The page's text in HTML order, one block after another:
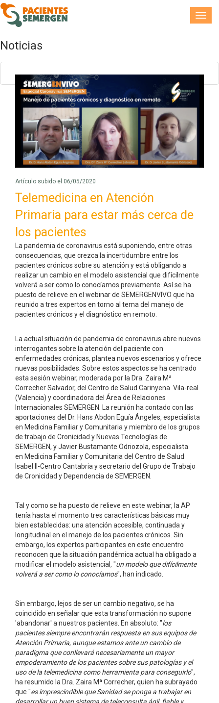
Noticias
Artículo subido el 06/05/2020
Telemedicina en Atención
Primaria para estar más cerca de
los pacientes
La pandemia de coronavirus está suponiendo, entre otras
consecuencias, que crezca la incertidumbre entre los
pacientes crónicos sobre su atención y está obligando a
realizar un cambio en el modelo asistencial que difícilmente
volverá a ser como lo conocíamos previamente. Así se ha
puesto de relieve en el webinar de SEMERGENVIVO que ha
reunido a tres expertos en torno al tema del manejo de
pacientes crónicos y el diagnóstico en remoto.
La actual situación de pandemia de coronavirus abre nuevos
interrogantes sobre la atención del paciente con
enfermedades crónicas, plantea nuevos escenarios y ofrece
nuevas posibilidades. Sobre estos aspectos se ha centrado
esta sesión webinar, moderada por la Dra. Zaira Mª
Correcher Salvador, del Centro de Salud Carinyena. Vila-real
(Valencia) y coordinadora del Área de Relaciones
Internacionales SEMERGEN. La reunión ha contado con las
aportaciones del Dr. Hans Abdon Eguía Ángeles, especialista
en Medicina Familiar y Comunitaria y miembro de los grupos
de trabajo de Cronicidad y Nuevas Tecnologías de
SEMERGEN, y Javier Bustamante Odriozola, especialista
en Medicina Familiar y Comunitaria del Centro de Salud
Isabel II-Centro Cantabria y secretario del Grupo de Trabajo
de Cronicidad y Dependencia de SEMERGEN.
Tal y como se ha puesto de relieve en este webinar, la AP
tenía hasta el momento tres características básicas muy
bien establecidas: una atención accesible, continuada y
longitudinal en el manejo de los pacientes crónicos. Sin
embargo, los expertos participantes en este encuentro
reconocen que la situación pandémica actual ha obligado a
modificar el modelo asistencial, "un modelo que difícilmente
volverá a ser como lo conocíamos", han indicado.
Sin embargo, lejos de ser un cambio negativo, se ha
coincidido en señalar que esta transformación no supone
'abandonar' a nuestros pacientes. En absoluto: "los
pacientes siempre encontrarán respuesta en sus equipos de
Atención Primaria, aunque estamos ante un cambio de
paradigma que conllevará necesariamente un mayor
empoderamiento de los pacientes sobre sus patologías y el
uso de la telemedicina como herramienta para conseguirlo",
ha resumido la Dra. Zaira Mª Correcher, quien ha subrayado
que "es imprescindible que Sanidad se ponga a trabajar en
desarrollar un buen sistema de teleconsulta ágil, fiable y